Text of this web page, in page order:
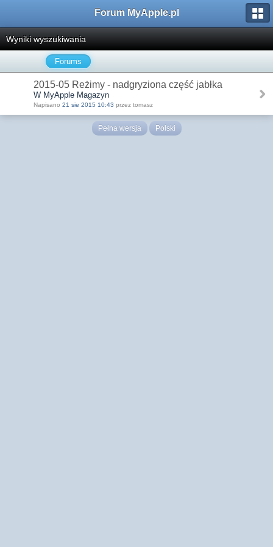
Forum MyApple.pl
Wyniki wyszukiwania
Forums
2015-05 Reżimy - nadgryziona część jabłka
W MyApple Magazyn
Napisano 21 sie 2015 10:43 przez tomasz
Pełna wersja Polski